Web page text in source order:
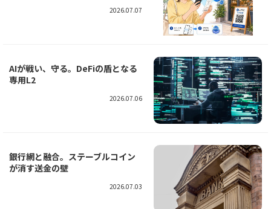
2026.07.07
AIが戦い、守る。DeFiの盾となる
専用L2
2026.07.06
銀行網と融合。ステーブルコイン
が消す送金の壁
2026.07.03